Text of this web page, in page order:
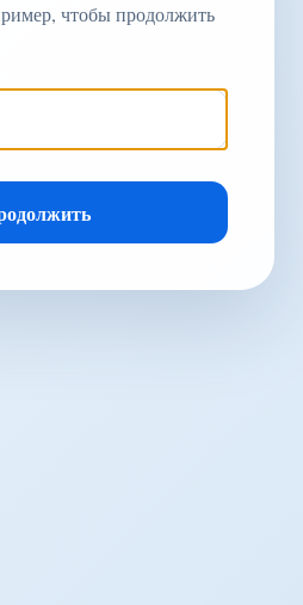
чтобы продолжить